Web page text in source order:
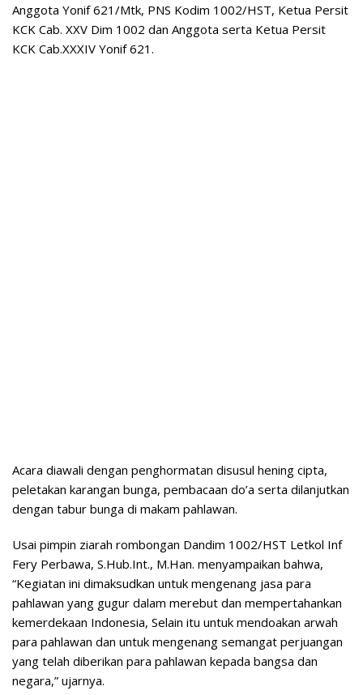
Anggota Yonif 621/Mtk, PNS Kodim 1002/HST, Ketua Persit
KCK Cab. XXV Dim 1002 dan Anggota serta Ketua Persit
KCK Cab.XXXIV Yonif 621.
Acara diawali dengan penghormatan disusul hening cipta,
peletakan karangan bunga, pembacaan do’a serta dilanjutkan
dengan tabur bunga di makam pahlawan.
Usai pimpin ziarah rombongan Dandim 1002/HST Letkol Inf
Fery Perbawa, S.Hub.Int., M.Han. menyampaikan bahwa,
“Kegiatan ini dimaksudkan untuk mengenang jasa para
pahlawan yang gugur dalam merebut dan mempertahankan
kemerdekaan Indonesia, Selain itu untuk mendoakan arwah
para pahlawan dan untuk mengenang semangat perjuangan
yang telah diberikan para pahlawan kepada bangsa dan
negara,” ujarnya.